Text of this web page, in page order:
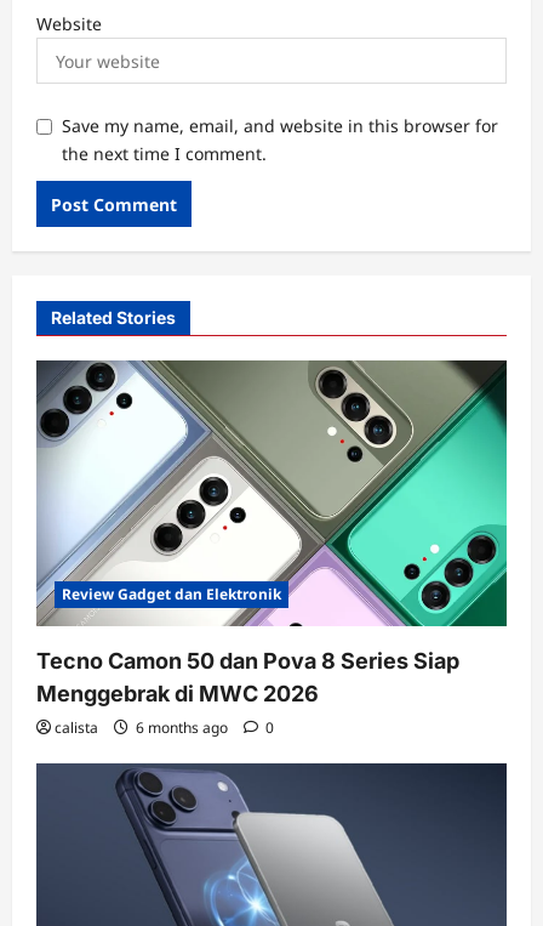
Website
Save my name, email, and website in this browser for
the next time I comment.
Related Stories
Review Gadget dan Elektronik
Tecno Camon 50 dan Pova 8 Series Siap
Menggebrak di MWC 2026
calista 6 months ago 0